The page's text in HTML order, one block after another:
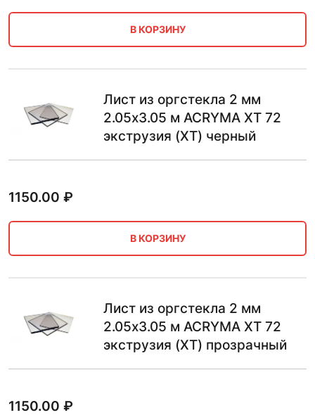
В КОРЗИНУ
Лист из оргстекла 2 мм
2.05х3.05 м ACRYMA XT 72
экструзия (XT) черный
1150.00 ₽
В КОРЗИНУ
Лист из оргстекла 2 мм
2.05х3.05 м ACRYMA XT 72
экструзия (XT) прозрачный
1150.00 ₽